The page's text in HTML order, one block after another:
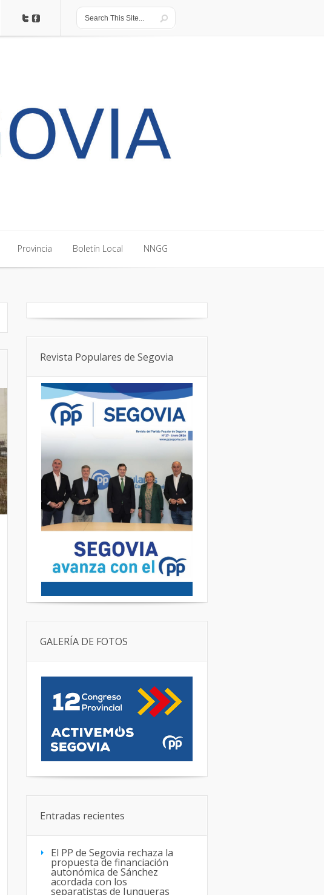
Provincia Boletín Local NNGG
Revista Populares de Segovia
GALERÍA DE FOTOS
Entradas recientes
El PP de Segovia rechaza la
propuesta de financiación
autonómica de Sánchez
acordada con los
separatistas de Junqueras